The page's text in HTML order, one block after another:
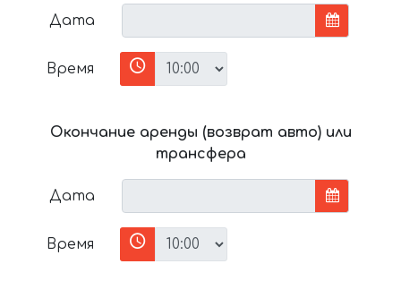
Дата
Время
Окончание аренды (возврат авто) или
трансфера
Дата
Время